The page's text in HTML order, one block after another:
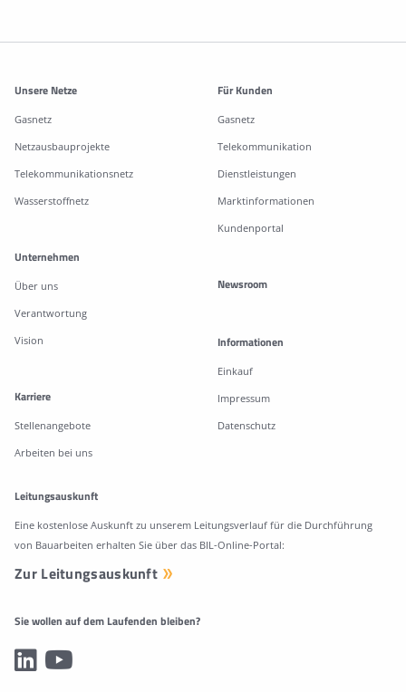
Weitere Informationen
Unsere Netze
Gasnetz
Netzausbauprojekte
Telekommunikationsnetz
Wasserstoffnetz
Für Kunden
Gasnetz
Telekommunikation
Dienstleistungen
Marktinformationen
Kundenportal
Unternehmen
Über uns
Verantwortung
Vision
Karriere
Stellenangebote
Arbeiten bei uns
Newsroom
Informationen
Einkauf
Impressum
Datenschutz
Leitungsauskunft
Eine kostenlose Auskunft zu unserem Leitungsverlauf für die Durchführung
von Bauarbeiten erhalten Sie über das BIL-Online-Portal:
Zur Leitungsauskunft
Sie wollen auf dem Laufenden bleiben?